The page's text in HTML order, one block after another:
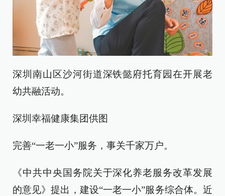
深圳南山区沙河街道深铁懿府托育园在开展老
幼共融活动。
深圳幸福健康集团供图
完善“一老一小”服务，事关千家万户。
《中共中央国务院关于深化养老服务改革发展
的意见》提出，建设“一老一小”服务综合体。近